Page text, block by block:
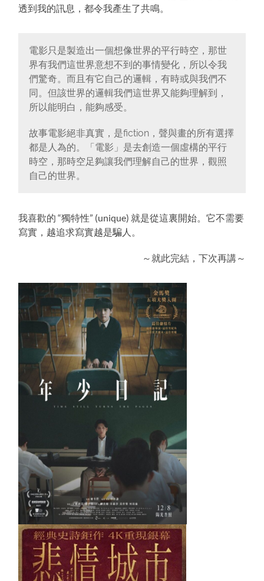
透到我的訊息，都令我產生了共鳴。
電影只是製造出一個想像世界的平行時空，那世
界有我們這世界意想不到的事情變化，所以令我
們驚奇。而且有它自己的邏輯，有時或與我們不
同。但該世界的邏輯我們這世界又能夠理解到，
所以能明白，能夠感受。
故事電影絕非真實，是fiction，聲與畫的所有選擇
都是人為的。「電影」是去創造一個虛構的平行
時空，那時空足夠讓我們理解自己的世界，觀照
自己的世界。
我喜歡的 “獨特性” (unique) 就是從這裏開始。它不需要
寫實，越追求寫實越是騙人。
～就此完結，下次再講～